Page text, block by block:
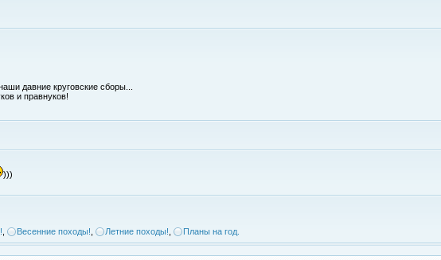
давние круговские сборы...
и правнуков!
)))
Весенние походы! Летние походы! Планы на год.